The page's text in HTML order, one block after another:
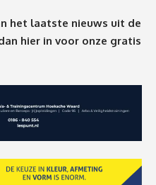
het laatste nieuws uit de
hier in voor onze gratis